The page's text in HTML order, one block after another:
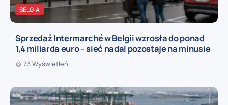
BELGIA
Sprzedaż Intermarché w Belgii wzrosła do ponad
1,4 miliarda euro – sieć nadal pozostaje na minusie
73 Wyświetleń